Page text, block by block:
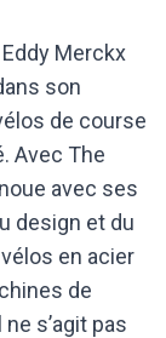
Merckx
son
de course
Avec The
avec ses
design et du
en acier
de
s’agit pas